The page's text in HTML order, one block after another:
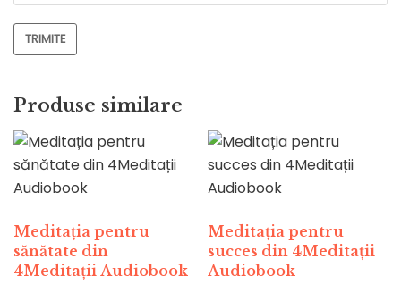
Produse similare
Meditația pentru
sănătate din
4Meditații Audiobook
Meditația pentru
succes din 4Meditații
Audiobook